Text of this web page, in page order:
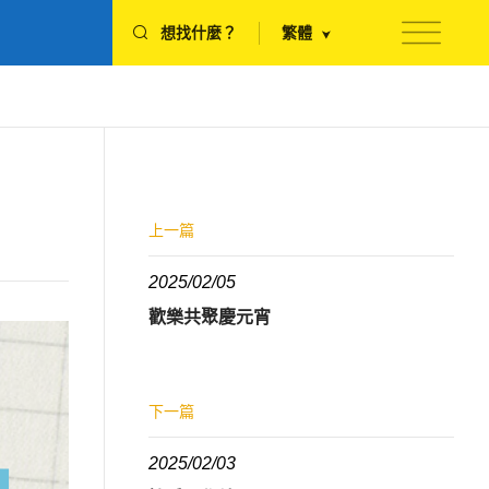
想找什麼？ 繁體
上一篇
2025/02/05
歡樂共聚慶元宵
下一篇
2025/02/03